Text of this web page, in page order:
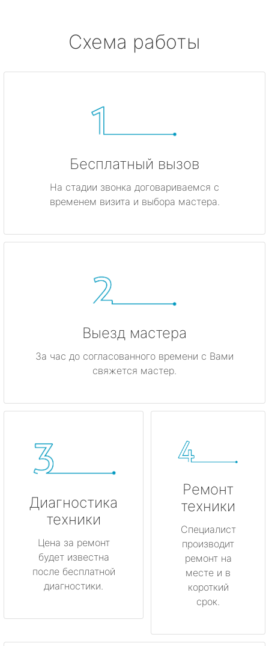
Схема работы
Бесплатный вызов
На стадии звонка договариваемся с
временем визита и выбора мастера.
Выезд мастера
За час до согласованного времени с Вами
свяжется мастер.
Диагностика
техники
Цена за ремонт
будет известна
после бесплатной
диагностики.
Ремонт
техники
Специалист
производит
ремонт на
месте и в
короткий
срок.